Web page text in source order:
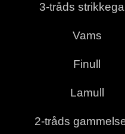
3-tråds
Vams
Finull
Lamull
2-tråds